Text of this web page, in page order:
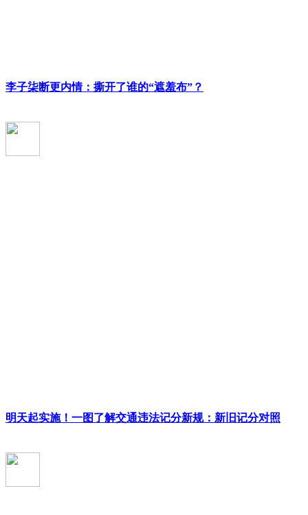
李子柒断更内情：撕开了谁的“遮羞布”？
明天起实施！一图了解交通违法记分新规：新旧记分对照